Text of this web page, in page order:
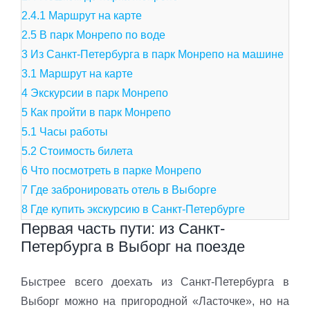
2.4.1 Маршрут на карте
2.5 В парк Монрепо по воде
3 Из Санкт-Петербурга в парк Монрепо на машине
3.1 Маршрут на карте
4 Экскурсии в парк Монрепо
5 Как пройти в парк Монрепо
5.1 Часы работы
5.2 Стоимость билета
6 Что посмотреть в парке Монрепо
7 Где забронировать отель в Выборге
8 Где купить экскурсию в Санкт-Петербурге
Первая часть пути: из Санкт-
Петербурга в Выборг на поезде
Быстрее всего доехать из Санкт-Петербурга в
Выборг можно на пригородной «Ласточке», но на